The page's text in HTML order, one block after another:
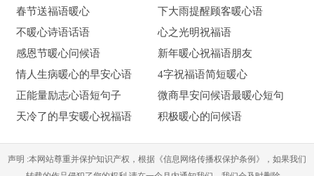
容。在这充满喜庆的日子里，相信没有我的祝福你一样快乐，有
了我的问候你将更加幸福。祝鸡年大吉！
15、咱俩吧，认识时间久了点，情谊自然深了点，联系虽然
少了点，思念却是多了点，愿你快乐再多点，幸福增加点，日子
更加滋润点。
16、愿幸福伴你走过每一天；愿快乐随你渡过每一天；愿平
安同你穿越每一天；愿祝福和你飞越每一天；祝新年快乐！
春节送福语暖心
下大雨提醒顾客暖心语
不暖心诗语话语
心之光明祝福语
感恩节暖心问候语
新年暖心祝福语朋友
情人生病暖心的早安心语
4字祝福语简短暖心
正能量励志心语短句子
微商早安问候语最暖心短句
天冷了的早安暖心祝福语
积极暖心的问候语
声明 :本网站尊重并保护知识产权，根据《信息网络传播权保护条例》，如果我们